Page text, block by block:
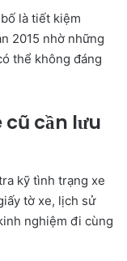
là tiết kiệm
2015 nhờ những
thể không đáng
cũ cần lưu
kỹ tình trạng xe
tờ xe, lịch sử
nghiệm đi cùng